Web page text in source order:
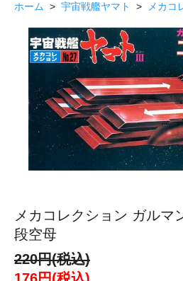
ホーム > 宇宙戦艦ヤマト > メカコ
メカコレクション ガルマ
段空母
220円(税込)